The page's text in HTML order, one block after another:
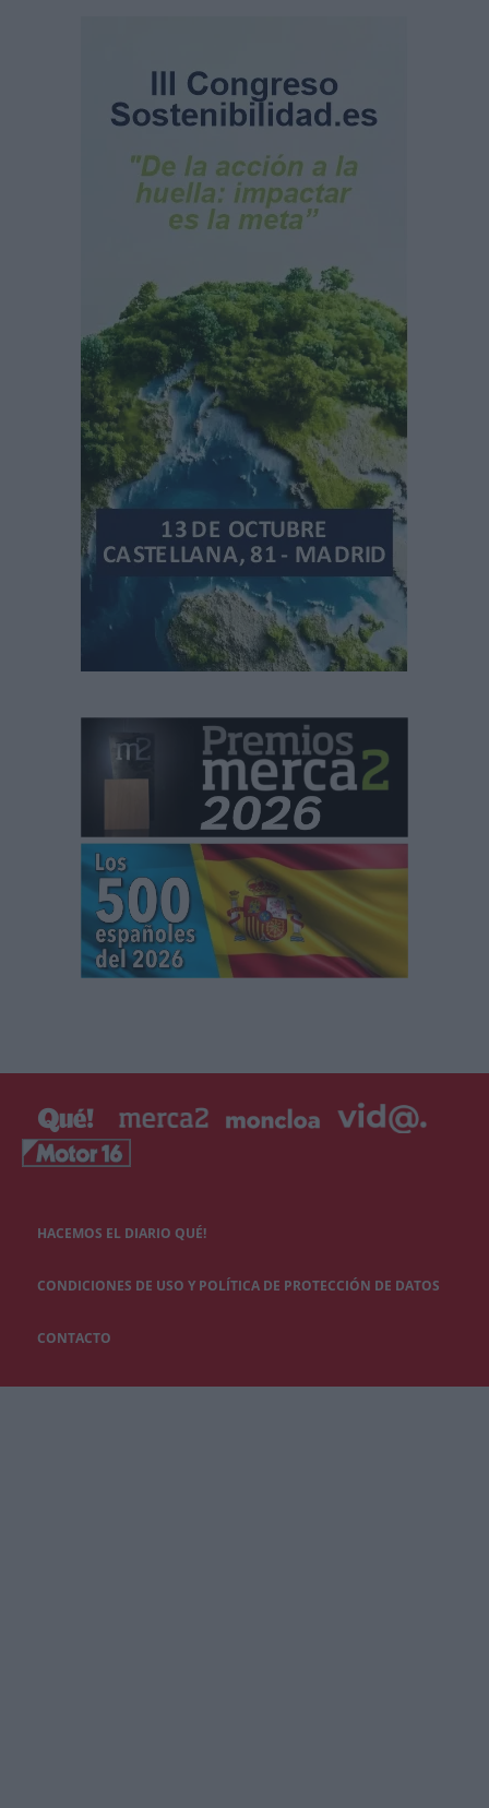
HACEMOS EL DIARIO QUÉ!
CONDICIONES DE USO Y POLÍTICA DE PROTECCIÓN DE DATOS
CONTACTO